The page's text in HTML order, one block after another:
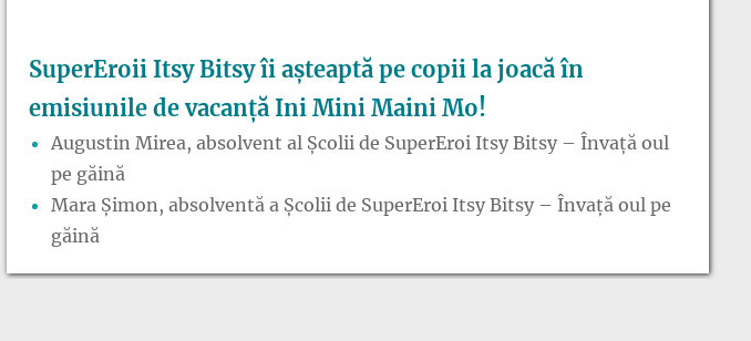
SuperEroii Itsy Bitsy îi așteaptă pe copii la joacă în
emisiunile de vacanță Ini Mini Maini Mo!
Augustin Mirea, absolvent al Școlii de SuperEroi Itsy Bitsy – Învață oul
pe găină
Mara Șimon, absolventă a Școlii de SuperEroi Itsy Bitsy – Învață oul pe
găină